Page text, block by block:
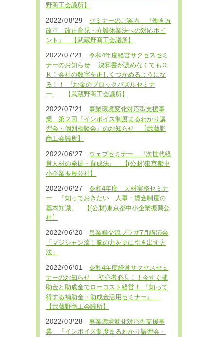
野商工会議所】
2022/08/29
セミナーのご案内 『働き方
改革 改正育児・介護休業法への対応ポイ
ント』 【武蔵野商工会議所】
2022/07/21
令和4年度経営サクセスセミ
ナーのお知らせ 決算書が読めなくてもＯ
Ｋ！会社の数字を正しくつかめるようにな
る！！ 『お金のブロックパズルセミナ
ー』 【武蔵野商工会議所】
2022/07/21
事業環境変化対応型支援事
業 第２回『インボイス制度まるわかり講
習会・個別相談会』のお知らせ 【武蔵野
商工会議所】
2022/06/27
ウェブセミナー 『次世代経
営人材の発掘・育成法』 【(公財)東京都中
小企業振興公社】
2022/06/27
令和4年度 人材実務セミナ
ー 『知っておきたい 人事・賃金制度の
基本知識』 【(公財)東京都中小企業振興公
社】
2022/06/20
異業種交流プラザ7月講演会
「マジシャン流！脳の力を更に引き出す方
法」
2022/06/01
令和4年度経営サクセスセミ
ナーのお知らせ 初心者必見！！今すぐ補
助金と助成金でローコスト経営！ 『知って
得する補助金・助成金活用セミナー』
【武蔵野商工会議所】
2022/03/28
事業環境変化対応型支援事
業 『インボイス制度まるわかり講習会・